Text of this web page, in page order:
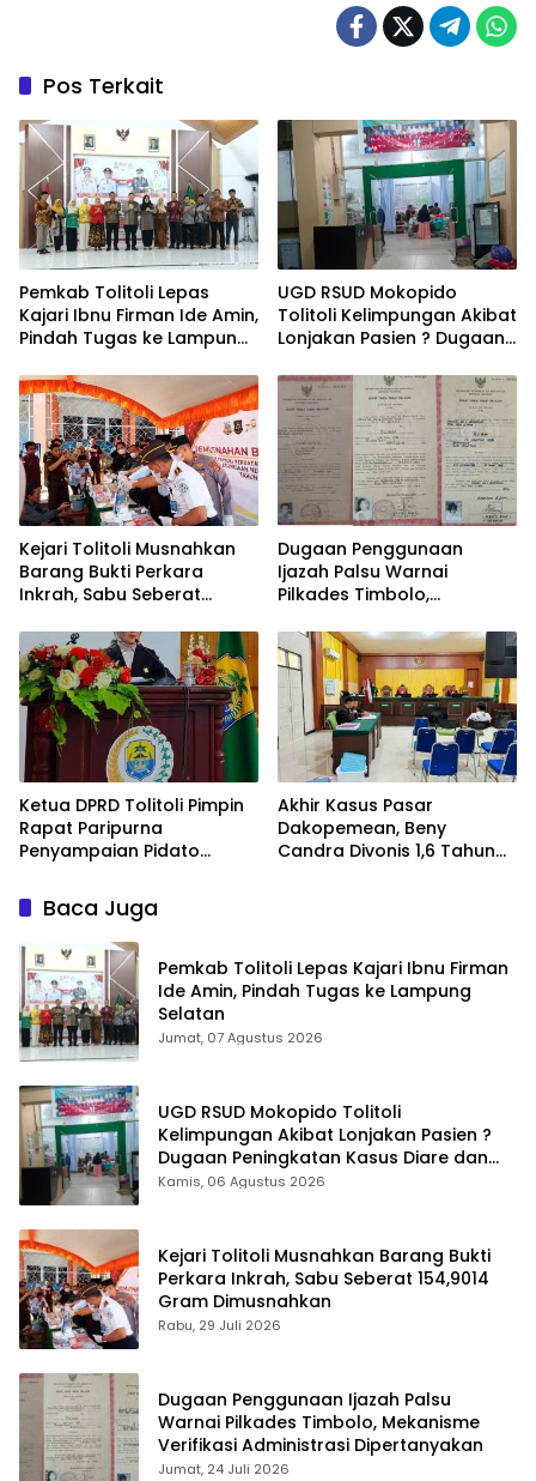
Pos Terkait
Pemkab Tolitoli Lepas
Kajari Ibnu Firman Ide Amin,
Pindah Tugas ke Lampung
UGD RSUD Mokopido
Tolitoli Kelimpungan Akibat
Lonjakan Pasien ? Dugaan
dan Muntaber Tuai
Sorotan
Kejari Tolitoli Musnahkan
Barang Bukti Perkara
Inkrah, Sabu Seberat
Dimusnahkan
Dugaan Penggunaan
Ijazah Palsu Warnai
Pilkades Timbolo,
Administrasi
Dipertanyakan
Ketua DPRD Tolitoli Pimpin
Rapat Paripurna
Penyampaian Pidato
2025
Akhir Kasus Pasar
Dakopemean, Beny
Candra Divonis 1,6 Tahun
Baca Juga
Pemkab Tolitoli Lepas Kajari Ibnu Firman
Ide Amin, Pindah Tugas ke Lampung
Selatan
Jumat, 07 Agustus 2026
UGD RSUD Mokopido Tolitoli
Kelimpungan Akibat Lonjakan Pasien ?
Dugaan Peningkatan Kasus Diare dan
Muntaber Tuai Sorotan
Kamis, 06 Agustus 2026
Kejari Tolitoli Musnahkan Barang Bukti
Perkara Inkrah, Sabu Seberat 154,9014
Gram Dimusnahkan
Rabu, 29 Juli 2026
Dugaan Penggunaan Ijazah Palsu
Warnai Pilkades Timbolo, Mekanisme
Verifikasi Administrasi Dipertanyakan
Jumat, 24 Juli 2026